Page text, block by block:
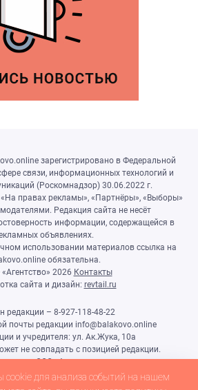
зарегистрировано в Федеральной
связи, информационных технологий и
(Роскомнадзор) 30.06.2022 г.
правах рекламы», «Партнёры», «Выборы»
Редакция сайта не несёт
информации, содержащейся в
объявлениях.
использовании материалов ссылка на
обязательна.
2026 Контакты
сайта и дизайн: revtail.ru
редакции – 8-927-118-48-22
почты редакции info@balakovo.online
и учредителя: ул. Ак.Жука, 10а
не совпадать с позицией редакции.
ООО «Агентство»
Ивлиева Н.Н.
может содержать материалы 18+
для анализа событий на нашем